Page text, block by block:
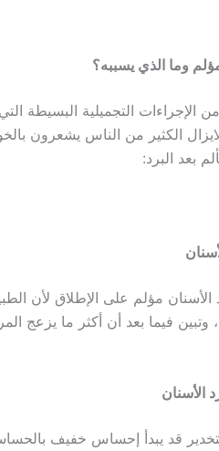
وما الذي يسببه؟
الإجراءات التجميلية البسيطة
الكثير من الناس يشعرون
بعد البرد:
الأسنان مؤلم على الإطلاق
وتبين فيما بعد أن أكثر ما يزعج
الأسنان
قد يبدأ إحساس خفيف